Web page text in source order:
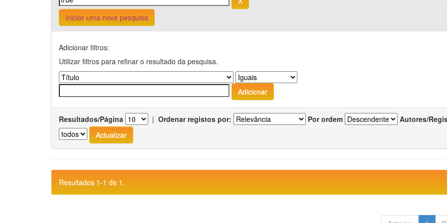
Iniciar uma nova pesquisa
Adicionar filtros:
Utilizar filtros para refinar o resultado da pesquisa.
Resultados/Página | Ordenar registos por: Por ordem Autores/
Resultados 1-1 de 1.